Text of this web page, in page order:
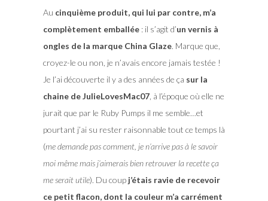
Au cinquième produit, qui lui par contre, m’a
complètement emballée: il s’agit d’un vernis à
ongles de la marque China Glaze. Marque que,
croyez-le ou non, je n’avais encore jamais testée !
Je l’ai découverte il y a des années de ça sur la
chaine de JulieLovesMac07, à l’époque où elle ne
jurait que par le Ruby Pumps il me semble…et
pourtant j’ai su rester raisonnable tout ce temps là
(me demande pas comment, je n’arrive pas à le savoir
moi même mais j’aimerais bien retrouver la recette ça
me serait utile). Du coup j’étais ravie de recevoir
ce petit flacon, dont la couleur m’a carrément